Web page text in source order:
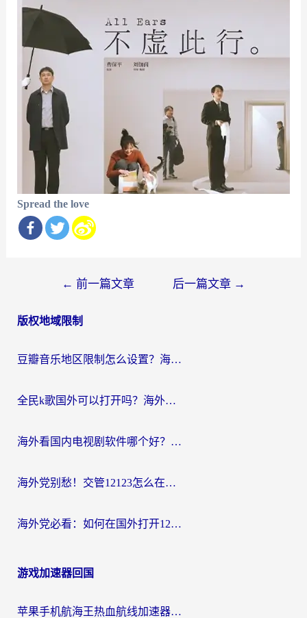
Spread the love
导
← 前一篇文章 后一篇文章 →
版权地域限制
豆瓣音乐地区限制怎么设置？海外党亲测有效的回国加速方案来了
全民k歌国外可以打开吗？海外党听国内音乐听书的实用指南
海外看国内电视剧软件哪个好？留学生亲测有效的追剧加速方案
海外党别愁！交管12123怎么在国外用？一篇搞定回国资源访问难题
海外党必看：如何在国外打开12123，解决小程序登录难题
游戏加速器回国
苹果手机航海王热血航线加速器从哪开启？海外玩家国服畅玩全攻略